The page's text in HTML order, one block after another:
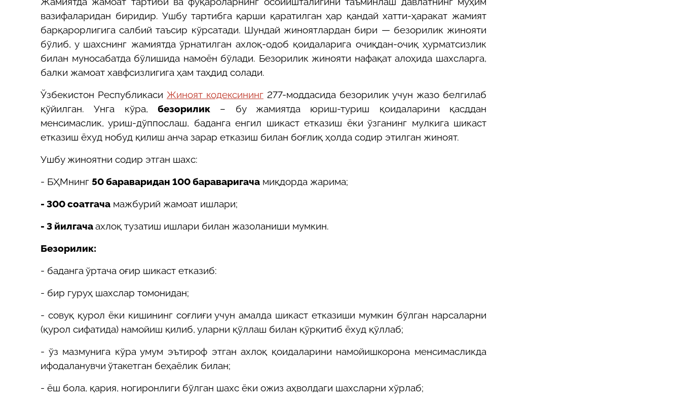
вазифаларидан биридир. Ушбу тартибга қарши қаратилган ҳар қандай хатти-ҳаракат жамият
барқарорлигига салбий таъсир кўрсатади. Шундай жиноятлардан бири — безорилик жинояти
бўлиб, у шахснинг жамиятда ўрнатилган ахлоқ-одоб қоидаларига очиқдан-очиқ ҳурматсизлик
билан муносабатда бўлишида намоён бўлади. Безорилик жинояти нафақат алоҳида шахсларга,
балки жамоат хавфсизлигига ҳам таҳдид солади.
Ўзбекистон Республикаси Жиноят кодексининг 277-моддасида безорилик учун жазо белгилаб
қўйилган. Унга кўра, безорилик– бу жамиятда юриш-туриш қоидаларини қасддан
менсимаслик, уриш-дўппослаш, баданга енгил шикаст етказиш ёки ўзганинг мулкига шикаст
етказиш ёхуд нобуд қилиш анча зарар етказиш билан боғлиқ ҳолда содир этилган жиноят.
Ушбу жиноятни содир этган шахс:
- БҲМнинг 50 бараваридан 100 бараваригача миқдорда жарима;
- 300 соатгача мажбурий жамоат ишлари;
- 3 йилгачаахлоқ тузатиш ишлари билан жазоланиши мумкин.
Безорилик:
- баданга ўртача оғир шикаст етказиб:
- бир гуруҳ шахслар томонидан;
- совуқ қурол ёки кишининг соғлиғи учун амалда шикаст етказиши мумкин бўлган нарсаларни
(қурол сифатида) намойиш қилиб, уларни қўллаш билан қўрқитиб ёхуд қўллаб;
- ўз мазмунига кўра умум эътироф этган ахлоқ қоидаларини намойишкорона менсимасликда
ифодаланувчи ўтакетган беҳаёлик билан;
- ёш бола, қария, ногиронлиги бўлган шахс ёки ожиз аҳволдаги шахсларни хўрлаб;